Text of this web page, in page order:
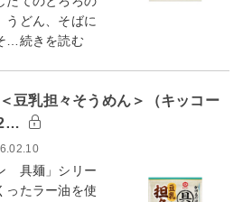
うどん、そばに
…続きを読む
乳担々そうめん＞（キッコー
具麺」シリー
ったラー油を使